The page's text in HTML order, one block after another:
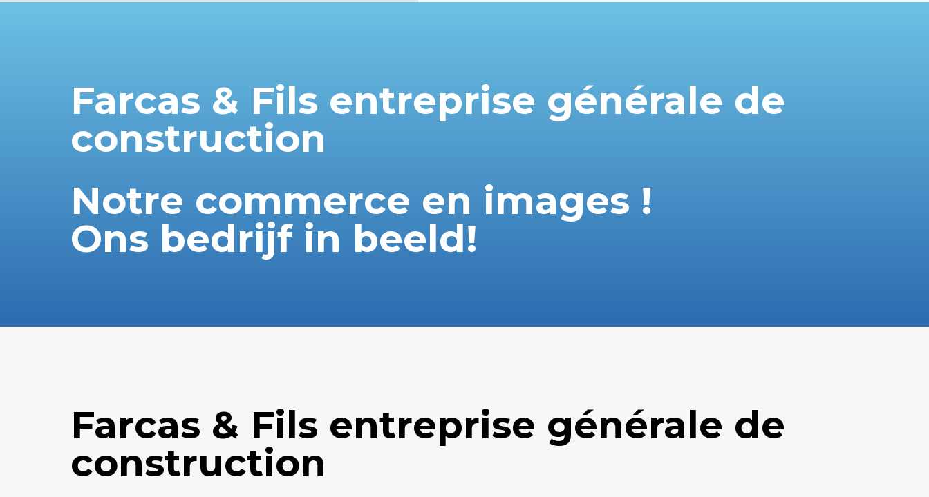
Farcas & Fils entreprise générale de
construction
Notre commerce en images !
Ons bedrijf in beeld!
Farcas & Fils entreprise générale de
construction